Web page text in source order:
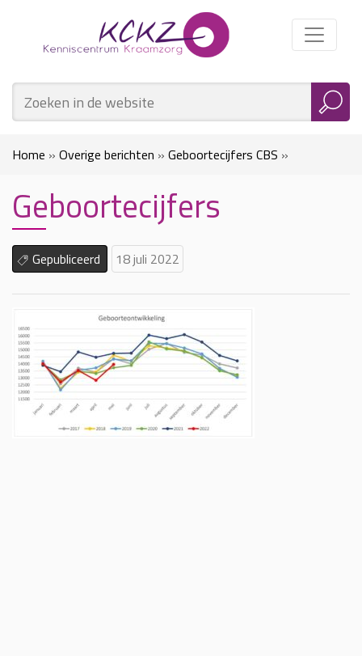
Home » Overige berichten » Geboortecijfers CBS »
Geboortecijfers
Geboortecijfers
Gepubliceerd 18 juli 2022